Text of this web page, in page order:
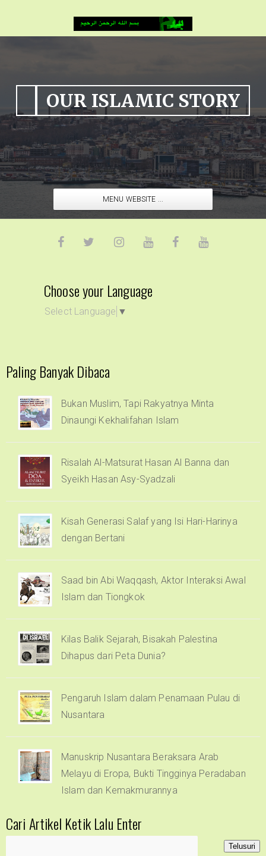
OUR ISLAMIC STORY
MENU WEBSITE ...
Choose your Language
Select Language ▼
Paling Banyak Dibaca
Bukan Muslim, Tapi Rakyatnya Minta
Dinaungi Kekhalifahan Islam
Risalah Al-Matsurat Hasan Al Banna dan
Syeikh Hasan Asy-Syadzali
Kisah Generasi Salaf yang Isi Hari-Harinya
dengan Bertani
Saad bin Abi Waqqash, Aktor Interaksi Awal
Islam dan Tiongkok
Kilas Balik Sejarah, Bisakah Palestina
Dihapus dari Peta Dunia?
Pengaruh Islam dalam Penamaan Pulau di
Nusantara
Manuskrip Nusantara Beraksara Arab
Melayu di Eropa, Bukti Tingginya Peradaban
Islam dan Kemakmurannya
Cari Artikel Ketik Lalu Enter